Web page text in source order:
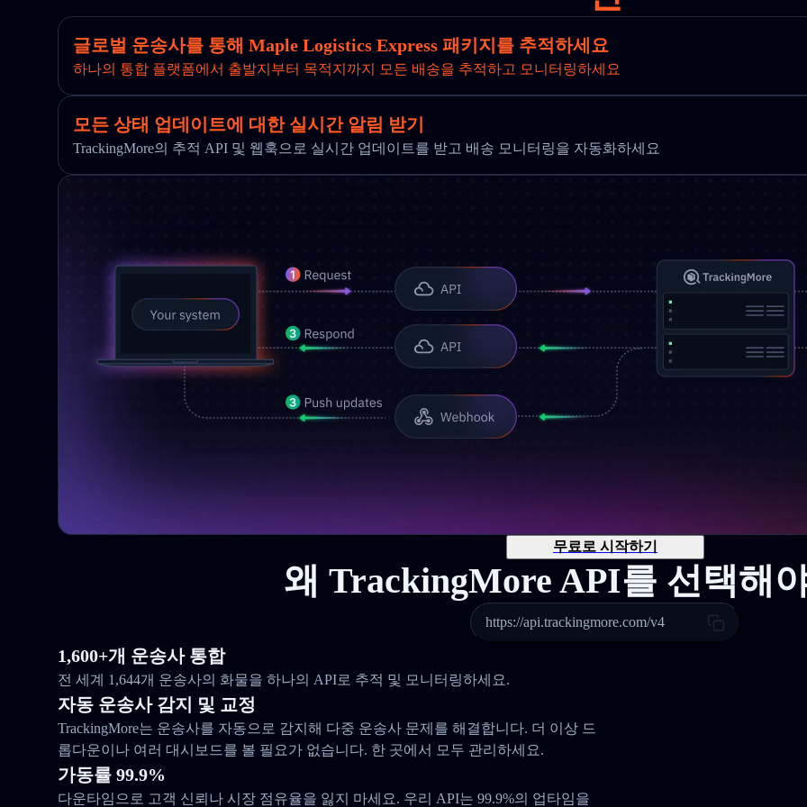
글로벌 운송사를 통해 Maple Logistics Express 패키지를 추적하세요
하나의 통합 플랫폼에서 출발지부터 목적지까지 모든 배송을 추적하고 모니터링하세요
모든 상태 업데이트에 대한 실시간 알림 받기
TrackingMore의 추적 API 및 웹훅으로 실시간 업데이트를 받고 배송 모니터링을 자동화하세요
무료로 시작하기
왜 TrackingMore API를 선택해
https://api.trackingmore.com/v4
1,600+개 운송사 통합
전 세계 1,644개 운송사의 화물을 하나의 API로 추적 및 모니터링하세요.
자동 운송사 감지 및 교정
TrackingMore는 운송사를 자동으로 감지해 다중 운송사 문제를 해결합니다. 더 이상 드
롭다운이나 여러 대시보드를 볼 필요가 없습니다. 한 곳에서 모두 관리하세요.
가동률 99.9%
다운타임으로 고객 신뢰나 시장 점유율을 잃지 마세요. 우리 API는 99.9%의 업타임을